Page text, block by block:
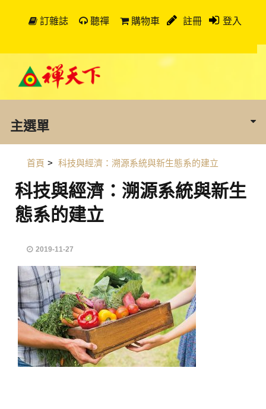
訂雜誌 聽禪 購物車 註冊 登入
主選單
首頁 > 科技與經濟：溯源系統與新生態系的建立
科技與經濟：溯源系統與新生
態系的建立
2019-11-27